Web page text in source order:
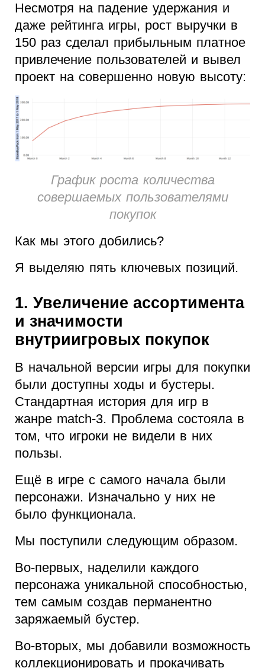
Несмотря на падение удержания и
даже рейтинга игры, рост выручки в
150 раз сделал прибыльным платное
привлечение пользователей и вывел
проект на совершенно новую высоту:
График роста количества
совершаемых пользователями
покупок
Как мы этого добились?
Я выделяю пять ключевых позиций.
1. Увеличение ассортимента
и значимости
внутриигровых покупок
В начальной версии игры для покупки
были доступны ходы и бустеры.
Стандартная история для игр в
жанре match-3. Проблема состояла в
том, что игроки не видели в них
пользы.
Ещё в игре с самого начала были
персонажи. Изначально у них не
было функционала.
Мы поступили следующим образом.
Во-первых, наделили каждого
персонажа уникальной способностью,
тем самым создав перманентно
заряжаемый бустер.
Во-вторых, мы добавили возможность
коллекционировать и прокачивать